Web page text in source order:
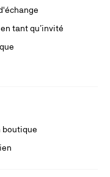
suppression, d’opposition
vous concernant, que
le cadre de l’exercice
pertinentes de la part
tant qu’invité
boutique